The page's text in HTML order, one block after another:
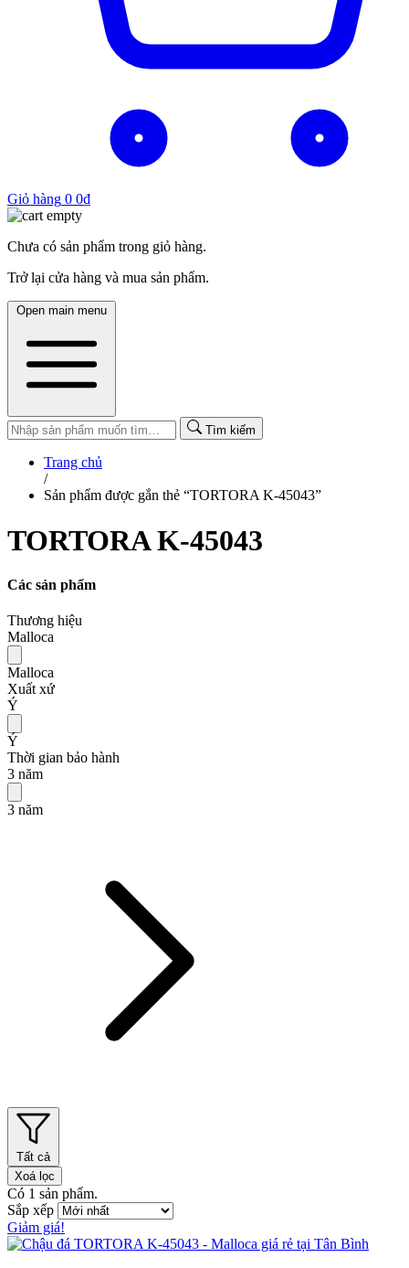
Giỏ hàng 0 0₫
Chưa có sản phẩm trong giỏ hàng.
Trở lại cửa hàng và mua sản phẩm.
Open main menu
Tìm kiếm
Trang chủ
/
Sản phẩm được gắn thẻ “TORTORA K-45043”
TORTORA K-45043
Các sản phẩm
Thương hiệu
Malloca
Malloca
Xuất xứ
Ý
Ý
Thời gian bảo hành
3 năm
3 năm
Tất cả
Xoá lọc
Có 1 sản phẩm.
Sắp xếp
Giảm giá!